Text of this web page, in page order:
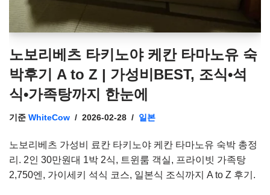
노보리베츠 타키노야 케칸 타마노유 숙
박후기 A to Z | 가성비BEST, 조식•석
식•가족탕까지 한눈에
기준 WhiteCow 2026-02-28 일본
노보리베츠 가성비 료칸 타키노야 케칸 타마노유 숙박 총정
리. 2인 30만원대 1박 2식, 트윈룸 객실, 프라이빗 가족탕
2,750엔, 가이세키 석식 코스, 일본식 조식까지 A to Z 후기.